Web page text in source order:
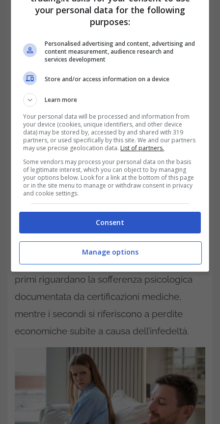
Se il tradimento è la causa diretta della
chiedere l’addebito
conseguenze economiche per il partner
infedele, come la perdita del diritto
all’assegno di mantenimento e la perdita dei
diritti successori. Oltre all’addebito, è
possibile ottenere un risarcimento danni, ma
solo se si dimostra che il tradimento ha
provocato un pregiudizio concreto e
quantificabile. I danni risarcibili possono
essere di due tipi:morali e patrimoniali.I
primi riguardano la sofferenza psicologica
documentata da certificazioni mediche,
mentre i secondi si riferiscono a perdite
economiche subite a causa dell’infedeltà.
your personal data for the following
purposes:
Personalised advertising and content, advertising and
content measurement, audience research and
services development
Store and/or access information on a device
Learn more
Your personal data will be processed and information from
your device (cookies, unique identifiers, and other device
data) may be stored by, accessed by and shared with 319
partners, or used specifically by this site. We and our partners
may use precise geolocation data. List of partners.
Some vendors may process your personal data on the basis
of legitimate interest, which you can object to by managing
your options below. Look for a link at the bottom of this page
or in the site menu to manage or withdraw consent in privacy
and cookie settings.
Consent
Manage options